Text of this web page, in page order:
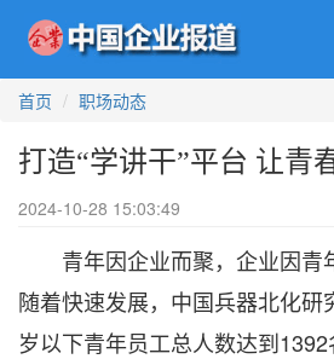
首页
职场动态
打造“学讲干”平台 让青
2024-10-28 15:03:49
青年因企业而聚，企业因青
随着快速发展，中国兵器北化研
岁以下青年员工总人数达到1392